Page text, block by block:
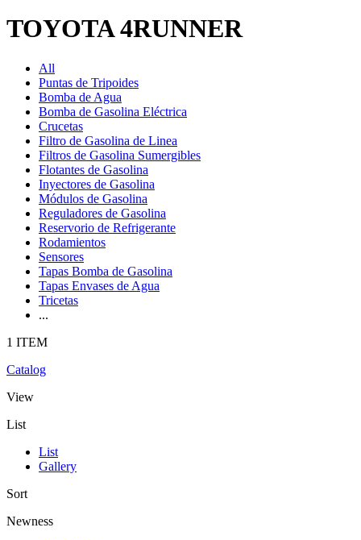
TOYOTA 4RUNNER
All
Puntas de Tripoides
Bomba de Agua
Bomba de Gasolina Eléctrica
Crucetas
Filtro de Gasolina de Linea
Filtros de Gasolina Sumergibles
Flotantes de Gasolina
Inyectores de Gasolina
Módulos de Gasolina
Reguladores de Gasolina
Reservorio de Refrigerante
Rodamientos
Sensores
Tapas Bomba de Gasolina
Tapas Envases de Agua
Tricetas
...
1 ITEM
Catalog
View
List
List
Gallery
Sort
Newness